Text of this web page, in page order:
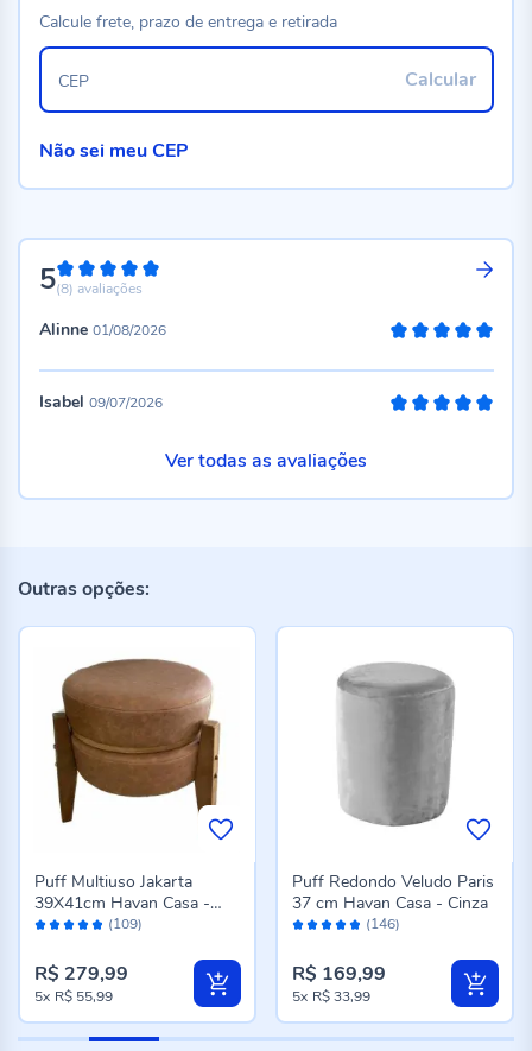
5100%
(8) avaliações
Alinne 01/08/2026
Isabel 09/07/2026
Ver todas as avaliações
Calcule frete, prazo de entrega e retirada
Calcular
CEP
Não sei meu CEP
Outras opções:
Avaliação: (109)
Puff Multiuso Jakarta
39X41cm Havan Casa -
Marrom
R$ 279,99
5x R$ 55,99
Avaliação: (146)
Puff Redondo Veludo Paris
37 cm Havan Casa - Cinza
R$ 169,99
5x R$ 33,99